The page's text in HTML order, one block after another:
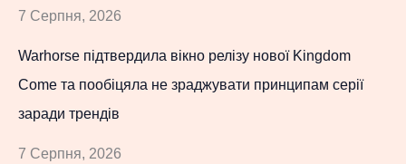
7 Серпня, 2026
Warhorse підтвердила вікно релізу нової Kingdom
Come та пообіцяла не зраджувати принципам серії
заради трендів
7 Серпня, 2026